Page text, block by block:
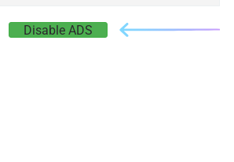
Disable ADS